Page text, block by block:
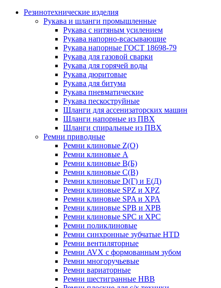
Резинотехнические изделия
Рукава и шланги промышленные
Рукава с нитяным усилением
Рукава напорно-всасывающие
Рукава напорные ГОСТ 18698-79
Рукава для газовой сварки
Рукава для горячей воды
Рукава дюритовые
Рукава для битума
Рукава пневматические
Рукава пескоструйные
Шланги для ассенизаторских машин
Шланги напорные из ПВХ
Шланги спиральные из ПВХ
Ремни приводные
Ремни клиновые Z(О)
Ремни клиновые А
Ремни клиновые В(Б)
Ремни клиновые С(В)
Ремни клиновые D(Г) и Е(Д)
Ремни клиновые SPZ и XPZ
Ремни клиновые SPA и XPA
Ремни клиновые SPB и XPB
Ремни клиновые SPC и XPC
Ремни поликлиновые
Ремни синхронные зубчатые HTD
Ремни вентиляторные
Ремни AVX с формованным зубом
Ремни многоручьевые
Ремни вариаторные
Ремни шестигранные HBB